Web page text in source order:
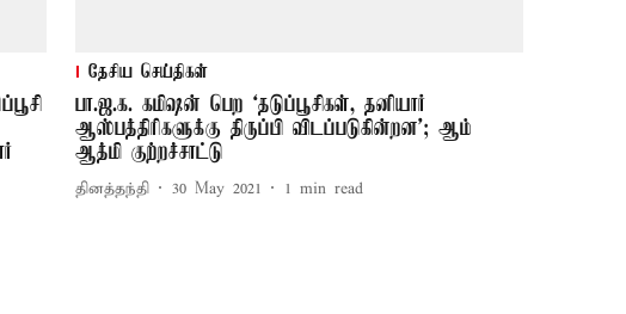
தேசிய செய்திகள்
பா.ஜ.க. கமிஷன் பெற ‘தடுப்பூசிகள், தனியார்
ஆஸ்பத்திரிகளுக்கு திருப்பி விடப்படுகின்றன’; ஆம்
ஆத்மி குற்றச்சாட்டு
தினத்தந்தி 30 May 2021 1 min read